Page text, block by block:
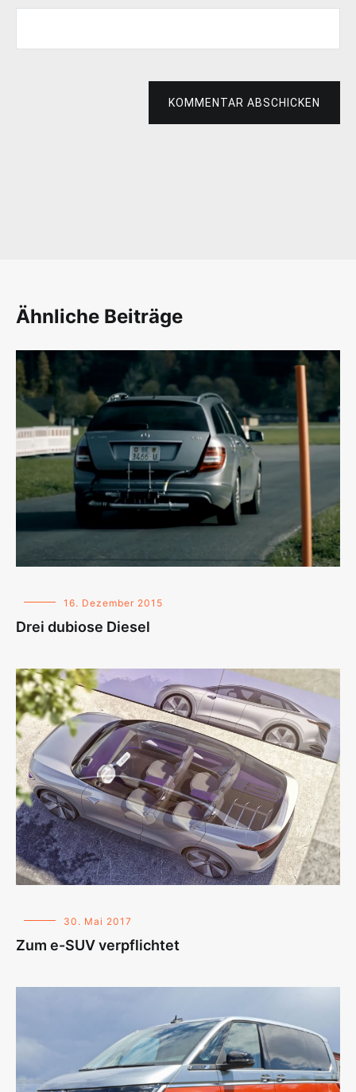
KOMMENTAR ABSCHICKEN
Ähnliche Beiträge
16. Dezember 2015
Drei dubiose Diesel
30. Mai 2017
Zum e-SUV verpflichtet